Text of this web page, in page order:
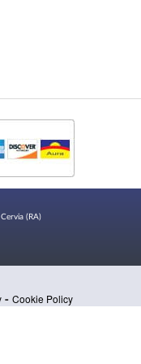
(RA)
-Cookie Policy